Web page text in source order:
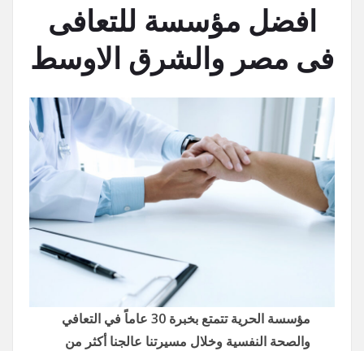
افضل مؤسسة للتعافى
فى مصر والشرق الاوسط
مؤسسة الحرية تتمتع بخبرة 30 عاماً في التعافي
والصحة النفسية وخلال مسيرتنا عالجنا أكثر من